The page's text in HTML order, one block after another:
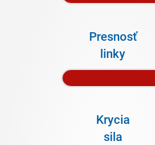
Presnosť
linky
Krycia
sila